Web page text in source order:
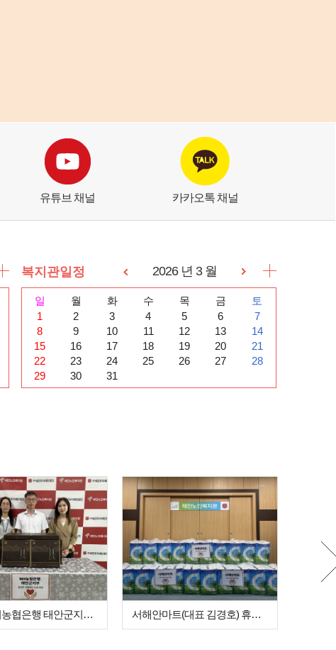
유튜브 채널 카카오톡 채널
복지관일정 2026 년 3 월
일 월 화 수 목 금
토
1
2 3 4 5 6
7
8
9 10 11 12 13
14
15
16 17 18 19 20
21
22
23 24 25 26 27
28
29
30 31
엔에이치농협은행 태안군지부(지부장 이동수)… 서해안마트(대표 김경호) 휴지 30롤 10…